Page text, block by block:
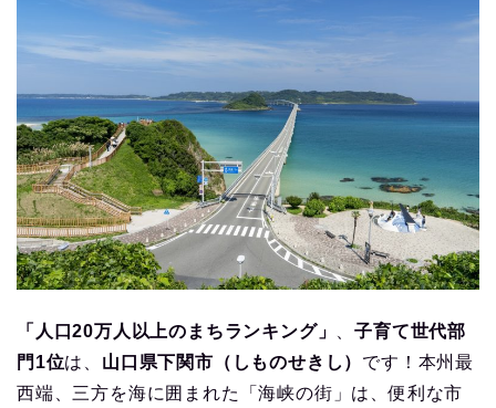
「人口20万人以上のまちランキング」 、子育て世代部
門1位は、 山口県下関市（しものせきし） です！本州最
西端、三方を海に囲まれた「海峡の街」は、便利な市